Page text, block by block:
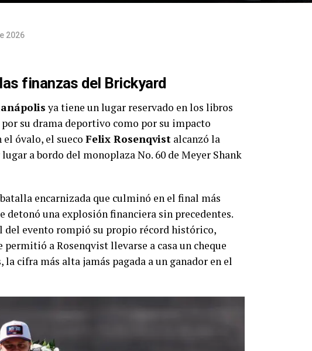
2026
finanzas del Brickyard
ya tiene un lugar reservado en los libros
su drama deportivo como por su impacto
óvalo, el sueco Felix Rosenqvist alcanzó la
a bordo del monoplaza No. 60 de Meyer Shank
encarnizada que culminó en el final más
detonó una explosión financiera sin precedentes.
del evento rompió su propio récord histórico,
permitió a Rosenqvist llevarse a casa un cheque
, la cifra más alta jamás pagada a un ganador en el